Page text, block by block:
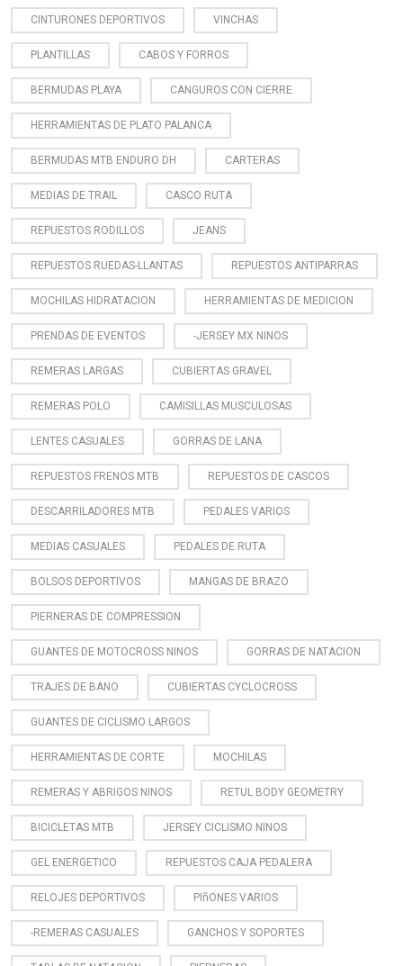
CINTURONES DEPORTIVOS VINCHAS
PLANTILLAS CABOS Y FORROS
BERMUDAS PLAYA CANGUROS CON CIERRE
HERRAMIENTAS DE PLATO PALANCA
BERMUDAS MTB ENDURO DH CARTERAS
MEDIAS DE TRAIL CASCO RUTA
REPUESTOS RODILLOS JEANS
REPUESTOS RUEDAS-LLANTAS REPUESTOS ANTIPARRAS
MOCHILAS HIDRATACION HERRAMIENTAS DE MEDICION
PRENDAS DE EVENTOS -JERSEY MX NINOS
REMERAS LARGAS CUBIERTAS GRAVEL
REMERAS POLO CAMISILLAS MUSCULOSAS
LENTES CASUALES GORRAS DE LANA
REPUESTOS FRENOS MTB REPUESTOS DE CASCOS
DESCARRILADORES MTB PEDALES VARIOS
MEDIAS CASUALES PEDALES DE RUTA
BOLSOS DEPORTIVOS MANGAS DE BRAZO
PIERNERAS DE COMPRESSION
GUANTES DE MOTOCROSS NINOS GORRAS DE NATACION
TRAJES DE BANO CUBIERTAS CYCLOCROSS
GUANTES DE CICLISMO LARGOS
HERRAMIENTAS DE CORTE MOCHILAS
REMERAS Y ABRIGOS NINOS RETUL BODY GEOMETRY
BICICLETAS MTB JERSEY CICLISMO NINOS
GEL ENERGETICO REPUESTOS CAJA PEDALERA
RELOJES DEPORTIVOS PIñONES VARIOS
-REMERAS CASUALES GANCHOS Y SOPORTES